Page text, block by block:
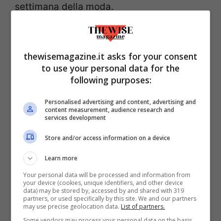
settimana della moda.
Svelato il video, gli utenti di Netflix non stanno nella pelle
(ANSA) thewisemagazine.it
Le telecamere di Netflix c’erano già nella
thewisemagazine.it asks for your consent
to use your personal data for the
following purposes:
Personalised advertising and content, advertising and
content measurement, audience research and
services development
Store and/or access information on a device
Learn more
Your personal data will be processed and information from
your device (cookies, unique identifiers, and other device
data) may be stored by, accessed by and shared with 319
partners, or used specifically by this site. We and our partners
may use precise geolocation data. List of partners.